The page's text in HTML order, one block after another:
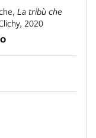
, La tribù che
, 2020